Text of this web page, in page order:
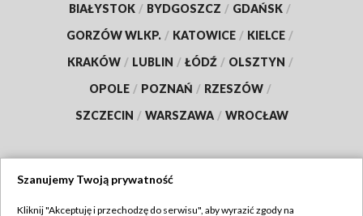
BIAŁYSTOK / BYDGOSZCZ / GDAŃSK /
GORZÓW WLKP. / KATOWICE / KIELCE /
KRAKÓW / LUBLIN / ŁÓDŹ / OLSZTYN /
OPOLE / POZNAŃ / RZESZÓW /
SZCZECIN / WARSZAWA / WROCŁAW
Szanujemy Twoją prywatność
Kliknij "Akceptuję i przechodzę do serwisu", aby wyrazić zgody na